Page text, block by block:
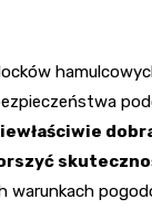
warunkach